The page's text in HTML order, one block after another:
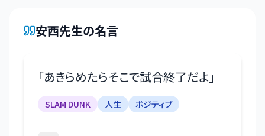
安西先生の名言
「あきらめたらそこで試合終了だよ 」
SLAM DUNK 人生 ポジティブ